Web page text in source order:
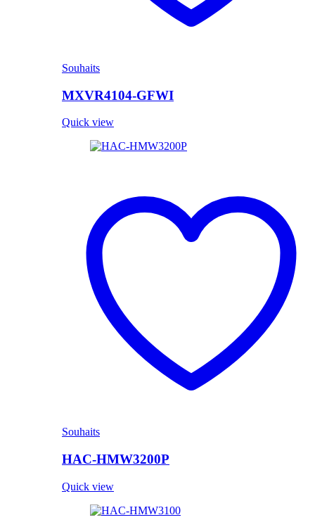
Souhaits
MXVR4104-GFWI
Quick view
Souhaits
HAC-HMW3200P
Quick view